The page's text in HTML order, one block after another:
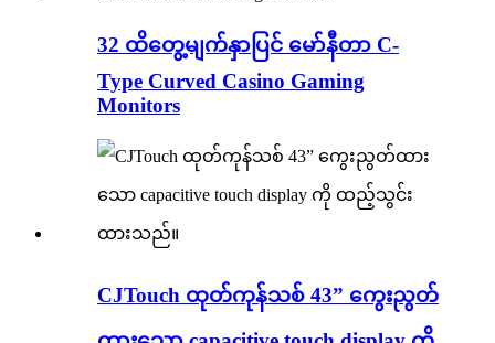
32 ထိတွေ့မျက်နှာပြင် မော်နီတာ C-
Type Curved Casino Gaming
Monitors
CJTouch ထုတ်ကုန်သစ် 43” ကွေးညွတ်